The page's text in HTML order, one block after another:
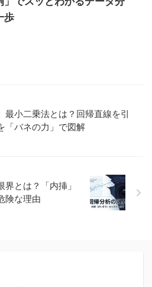
歩
最小二乗法とは？回帰直線を引
「バネの力」で図解
界とは？「内挿」
険な理由